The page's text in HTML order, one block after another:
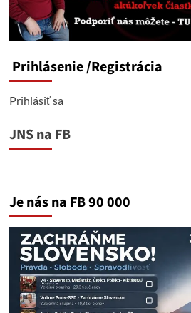
Prihlásenie/Registrácia
Prihlásiť sa
JNS na FB
Je nás na FB 90 000